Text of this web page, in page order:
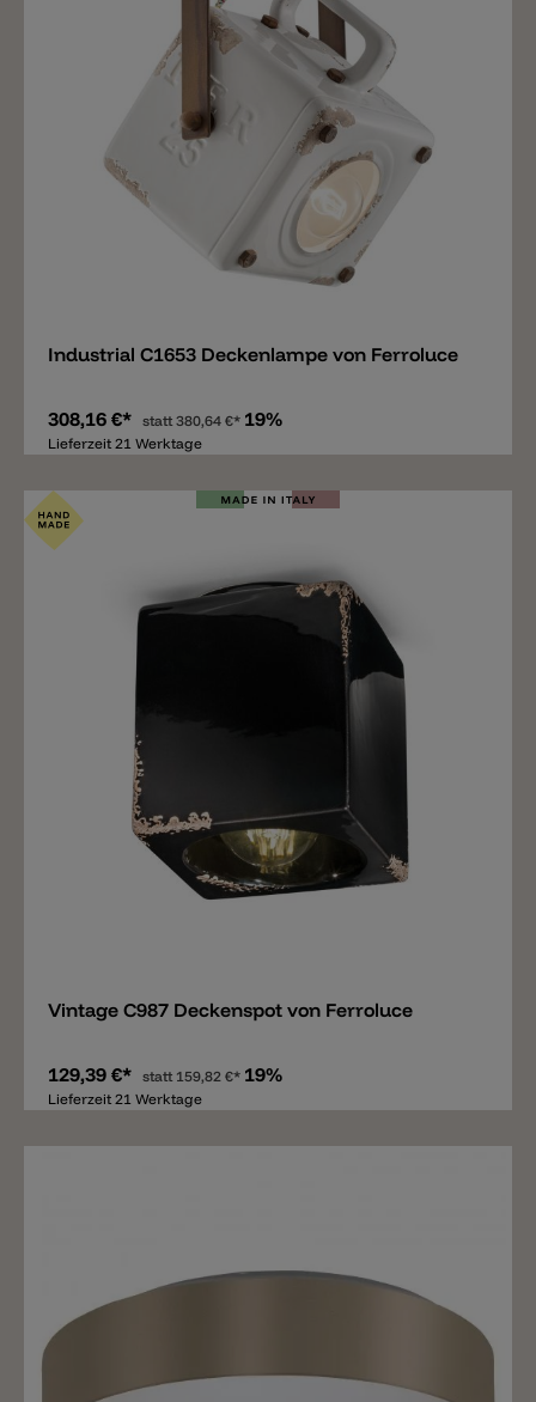
Industrial C1653 Deckenlampe von Ferroluce
308,16 €* statt380,64 €* 19%
Lieferzeit 21 Werktage
Vintage C987 Deckenspot von Ferroluce
129,39 €* statt 159,82 €* 19%
Lieferzeit 21 Werktage